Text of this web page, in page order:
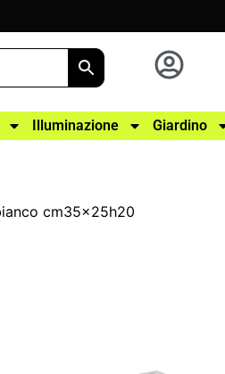
Illuminazione Giardino
cm35x25h20